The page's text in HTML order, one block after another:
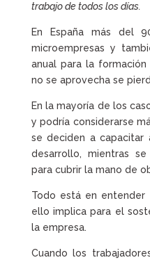
trabajo de todos los días.
En España más del
microempresas y
anual para la
no se aprovecha se
En la mayoría de los
y podría considerarse
se deciden a
desarrollo, mientras
para cubrir la mano de
Todo está en entender
ello implica para el
la empresa.
Cuando los